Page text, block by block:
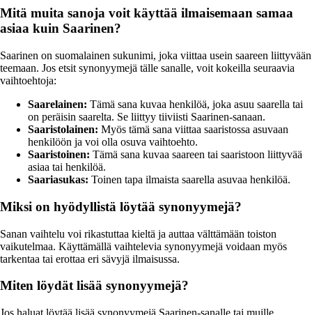
Mitä muita sanoja voit käyttää ilmaisemaan samaa
asiaa kuin Saarinen?
Saarinen on suomalainen sukunimi, joka viittaa usein saareen liittyvään
teemaan. Jos etsit synonyymejä tälle sanalle, voit kokeilla seuraavia
vaihtoehtoja:
Saarelainen: Tämä sana kuvaa henkilöä, joka asuu saarella tai
on peräisin saarelta. Se liittyy tiiviisti Saarinen-sanaan.
Saaristolainen: Myös tämä sana viittaa saaristossa asuvaan
henkilöön ja voi olla osuva vaihtoehto.
Saaristoinen: Tämä sana kuvaa saareen tai saaristoon liittyvää
asiaa tai henkilöä.
Saariasukas: Toinen tapa ilmaista saarella asuvaa henkilöä.
Miksi on hyödyllistä löytää synonyymejä?
Sanan vaihtelu voi rikastuttaa kieltä ja auttaa välttämään toiston
vaikutelmaa. Käyttämällä vaihtelevia synonyymejä voidaan myös
tarkentaa tai erottaa eri sävyjä ilmaisussa.
Miten löydät lisää synonyymejä?
Jos haluat löytää lisää synonyymejä Saarinen-sanalle tai muille